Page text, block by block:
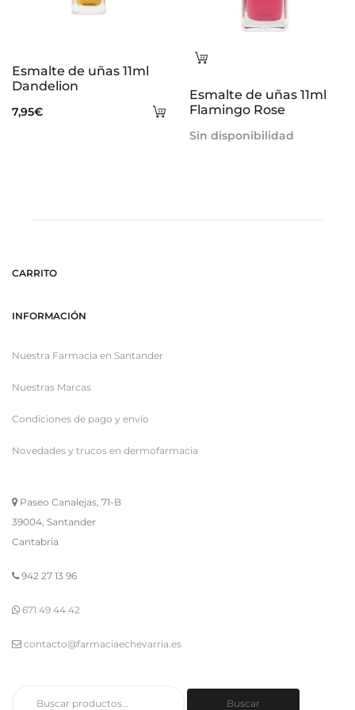
Añadir
Esmalte de uñas 11ml
Dandelion
7,95€
Leer
Esmalte de uñas 11ml
Flamingo Rose
Sin disponibilidad
CARRITO
INFORMACIÓN
Nuestra Farmacia en Santander
Nuestras Marcas
Condiciones de pago y envío
Novedades y trucos en dermofarmacia
Paseo Canalejas, 71-B
39004, Santander
Cantabria
942 27 13 96
671 49 44 42
contacto@farmaciaechevarria.es
Buscar